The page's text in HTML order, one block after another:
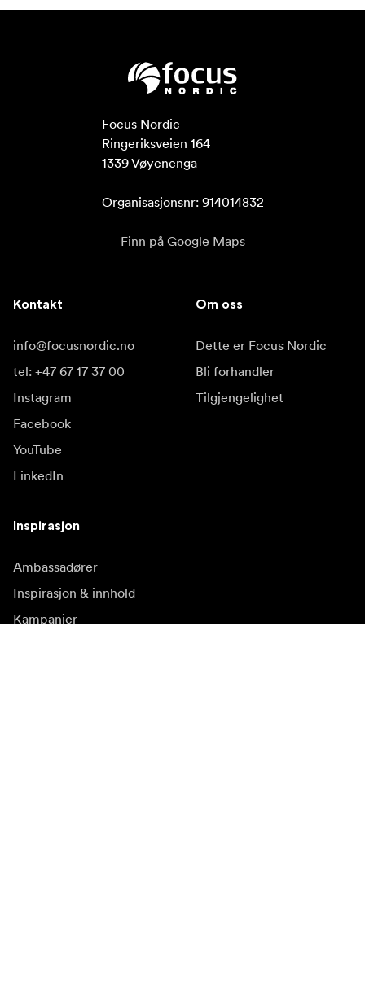
Focus Nordic
Ringeriksveien 164
1339 Vøyenenga
Organisasjonsnr: 914014832
Finn på Google Maps
Kontakt
info@focusnordic.no
tel: +47 67 17 37 00
Instagram
Facebook
YouTube
LinkedIn
Om oss
Dette er Focus Nordic
Bli forhandler
Tilgjengelighet
Inspirasjon
Ambassadører
Inspirasjon & innhold
Kampanjer